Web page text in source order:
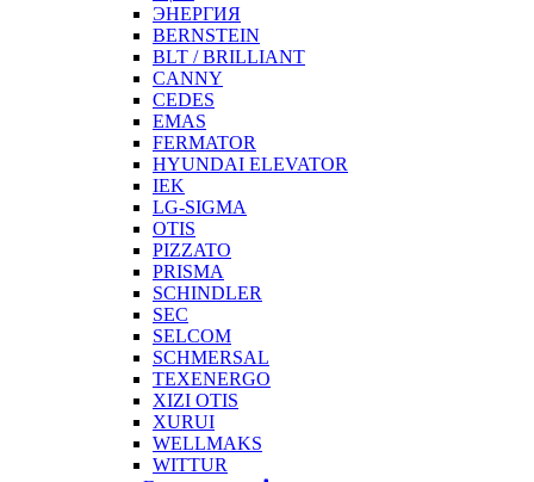
ЭНЕРГИЯ
BERNSTEIN
BLT / BRILLIANT
CANNY
CEDES
EMAS
FERMATOR
HYUNDAI ELEVATOR
IEK
LG-SIGMA
OTIS
PIZZATO
PRISMA
SCHINDLER
SEC
SELCOM
SCHMERSAL
TEXENERGO
XIZI OTIS
XURUI
WELLMAKS
WITTUR